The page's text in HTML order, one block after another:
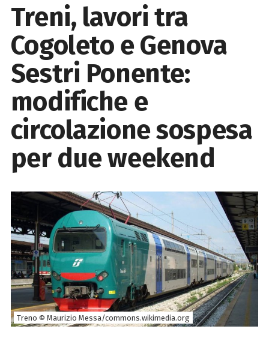
Treni, lavori tra
Cogoleto e Genova
Sestri Ponente:
modifiche e
circolazione sospesa
per due weekend
Treno © Maurizio Messa/commons.wikimedia.org